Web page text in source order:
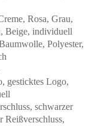
Rosa, Grau,
Beige, individuell
Polyester,
gesticktes Logo,
schwarzer
Reißverschluss,